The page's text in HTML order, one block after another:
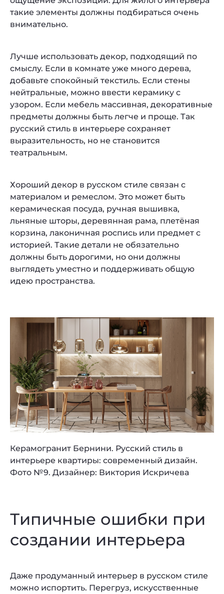
такие элементы должны подбираться очень
внимательно.
Лучше использовать декор, подходящий по
смыслу. Если в комнате уже много дерева,
добавьте спокойный текстиль. Если стены
нейтральные, можно ввести керамику с
узором. Если мебель массивная, декоративные
предметы должны быть легче и проще. Так
русский стиль в интерьере сохраняет
выразительность, но не становится
театральным.
Хороший декор в русском стиле связан с
материалом и ремеслом. Это может быть
керамическая посуда, ручная вышивка,
льняные шторы, деревянная рама, плетёная
корзина, лаконичная роспись или предмет с
историей. Такие детали не обязательно
должны быть дорогими, но они должны
выглядеть уместно и поддерживать общую
идею пространства.
Керамогранит Бернини. Русский стиль в
интерьере квартиры: современный дизайн.
Фото №9. Дизайнер: Виктория Искричева
Типичные ошибки при
создании интерьера
Даже продуманный интерьер в русском стиле
можно испортить. Перегруз, искусственные